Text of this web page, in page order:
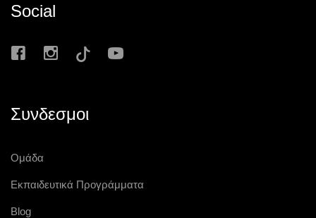
Social
Συνδεσμοι
Ομάδα
Εκπαιδευτικά Προγράμματα
Blog